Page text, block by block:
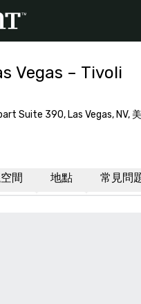
Vegas – Tivoli
Suite 390, Las Vegas, NV,
間 地點 常見問